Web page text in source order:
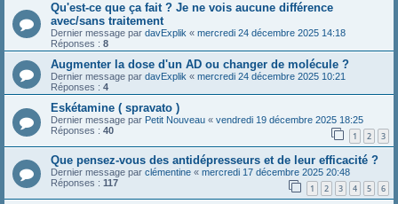
Qu'est-ce que ça fait ? Je ne vois aucune différence
avec/sans traitement
Dernier message par davExplik « mercredi 24 décembre 2025 14:18
Réponses : 8
Augmenter la dose d'un AD ou changer de molécule ?
Dernier message par davExplik « mercredi 24 décembre 2025 10:21
Réponses : 4
Eskétamine ( spravato )
Dernier message par Petit Nouveau « vendredi 19 décembre 2025 18:25
Réponses : 40 1 2 3
Que pensez-vous des antidépresseurs et de leur efficacité ?
Dernier message par clémentine « mercredi 17 décembre 2025 20:48
Réponses : 117 1 2 3 4 5 6